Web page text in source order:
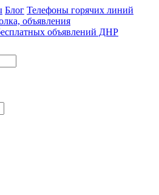
Блог Телефоны горячих линий
объявления